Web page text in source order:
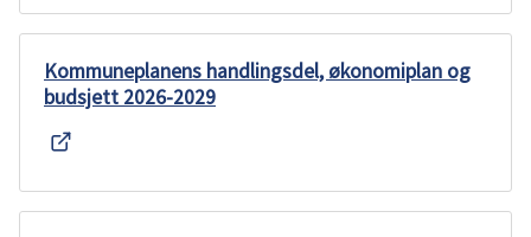
m
u
n
e
Kommuneplanens handlingsdel, økonomiplan og
budsjett 2026-2029